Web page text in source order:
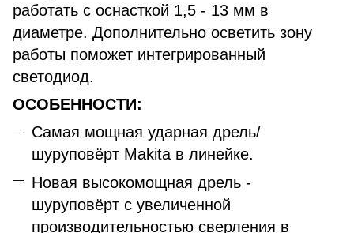
работать с оснасткой 1,5 - 13 мм в
диаметре. Дополнительно осветить зону
работы поможет интегрированный
светодиод.
ОСОБЕННОСТИ:
Самая мощная ударная дрель/
шуруповёрт Makita в линейке.
Новая высокомощная дрель -
шуруповёрт с увеличенной
производительностью сверления в